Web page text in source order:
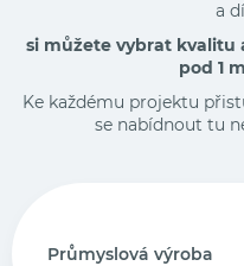
a
si můžete vybrat kvalitu
pod 1
Ke každému projektu
se nabídnout tu
Průmyslová výroba